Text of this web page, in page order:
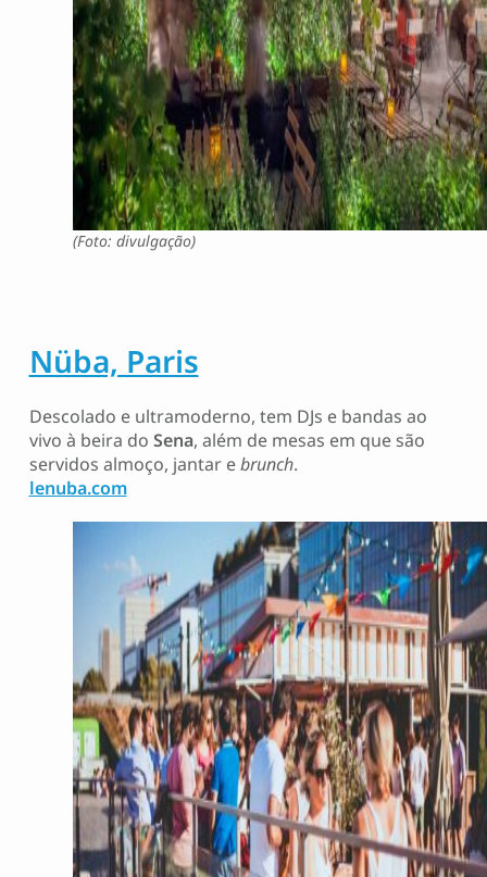
(Foto: divulgação)
Nüba, Paris
Descolado e ultramoderno, tem DJs e bandas ao
vivo à beira do Sena, além de mesas em que são
servidos almoço, jantar ebrunch.
lenuba.com